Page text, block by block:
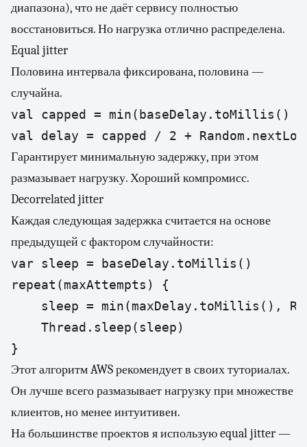
диапазона), что не даёт сервису полностью
восстановиться. Но нагрузка отлично распределена.
Equal jitter
Половина интервала фиксирована, половина —
случайна.
val capped =
val delay = capped / 2 +
Гарантирует минимальную задержку, при этом
размазывает нагрузку. Хороший компромисс.
Decorrelated jitter
Каждая следующая задержка считается на основе
предыдущей с фактором случайности:
var sleep = baseDelay.toMillis()
repeat(maxAttempts) {
sleep = min(maxDelay.toMillis(),
    Thread.sleep(sleep)
}
Этот алгоритм AWS рекомендует в своих туториалах.
Он лучше всего размазывает нагрузку при множестве
клиентов, но менее интуитивен.
На большинстве проектов я использую equal jitter —